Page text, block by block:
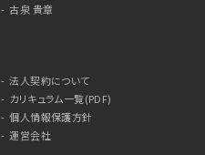
古泉 貴章
法人契約について
カリキュラム一覧(PDF)
個人情報保護方針
運営会社